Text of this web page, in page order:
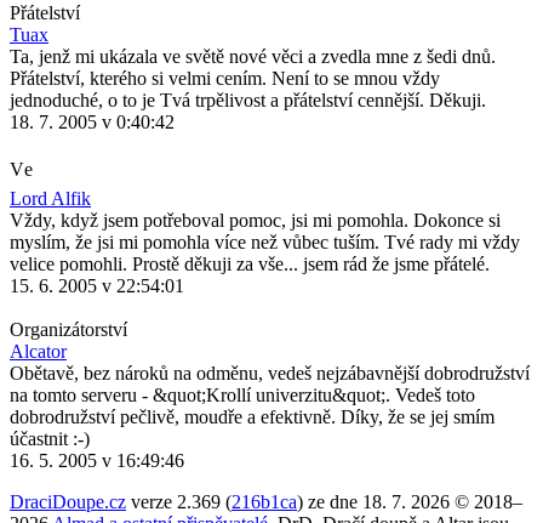
Přátelství
Tuax
Ta, jenž mi ukázala ve světě nové věci a zvedla mne z šedi dnů.
Přátelství, kterého si velmi cením. Není to se mnou vždy
jednoduché, o to je Tvá trpělivost a přátelství cennější. Děkuji.
18. 7. 2005 v 0:40:42
Ve
Lord Alfik
Vždy, když jsem potřeboval pomoc, jsi mi pomohla. Dokonce si
myslím, že jsi mi pomohla více než vůbec tuším. Tvé rady mi vždy
velice pomohli. Prostě děkuji za vše... jsem rád že jsme přátelé.
15. 6. 2005 v 22:54:01
Organizátorství
Alcator
Obětavě, bez nároků na odměnu, vedeš nejzábavnější dobrodružství
na tomto serveru - &quot;Krollí univerzitu&quot;. Vedeš toto
dobrodružství pečlivě, moudře a efektivně. Díky, že se jej smím
účastnit :-)
16. 5. 2005 v 16:49:46
DraciDoupe.cz verze 2.369 (216b1ca) ze dne 18. 7. 2026 © 2018–